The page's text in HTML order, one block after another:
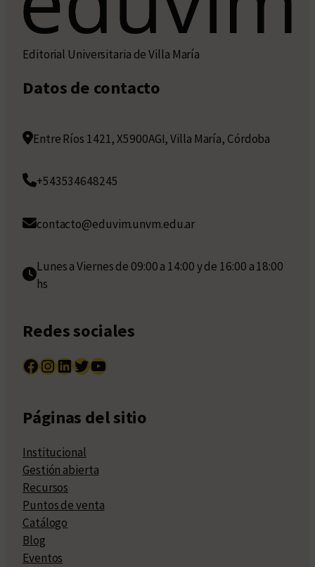
Editorial Universitaria de Villa María
Datos de contacto
Entre Ríos 1421, X5900AGI, Villa María, Córdoba
+543534648245
contacto@eduvim.unvm.edu.ar
Lunes a Viernes de 09:00 a 14:00 y de 16:00 a 18:00
hs
Redes sociales
Facebook InstagramLinkedIn Twitter YouTube
Páginas del sitio
Institucional
Gestión abierta
Recursos
Puntos de venta
Catálogo
Blog
Eventos